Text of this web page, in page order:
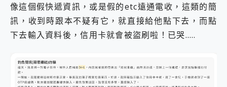
像這個假快遞資訊，或是假的etc遠通電收，這類的簡
訊，收到時跟本不疑有它，就直接給他點下去，而點
下去輸入資料後，信用卡就會被盜刷啦！已哭…..